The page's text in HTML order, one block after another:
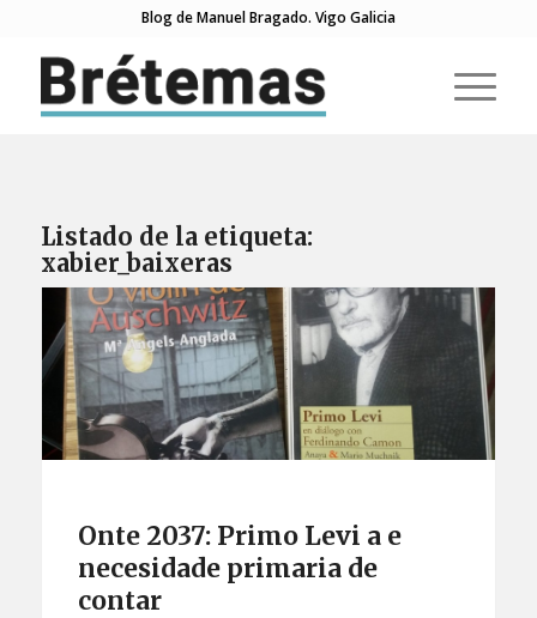
Blog de Manuel Bragado. Vigo Galicia
Listado de la etiqueta:
xabier_baixeras
Onte 2037: Primo Levi a e
necesidade primaria de
contar